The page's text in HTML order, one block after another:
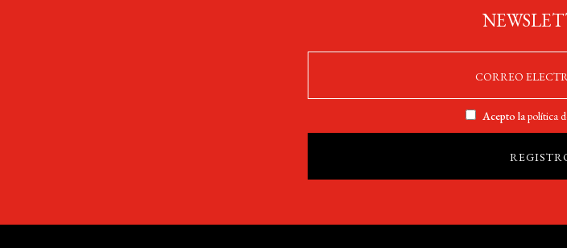
Acepto lapolítica